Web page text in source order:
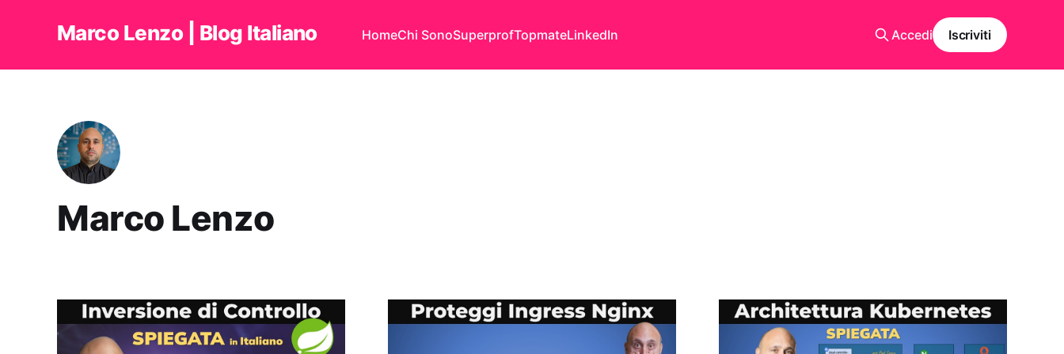
Marco Lenzo | Blog Italiano HomeChi SonoSuperprofTopmateLinkedIn Accedi Iscriviti
Marco Lenzo